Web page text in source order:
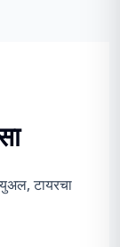
टायरचा